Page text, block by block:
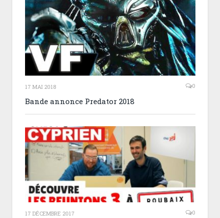
17 MAI 2018 0
Bande annonce Predator 2018
17 DÉCEMBRE 2017 0